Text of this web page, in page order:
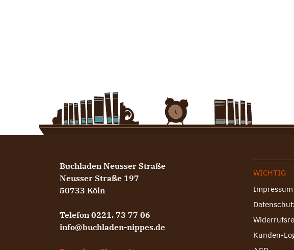
Buchladen Neusser Straße
Neusser Straße 197
50733 Köln
Telefon 0221. 73 77 06
info@buchladen-nippes.de
WICHTIG
Impressum
Kunden-